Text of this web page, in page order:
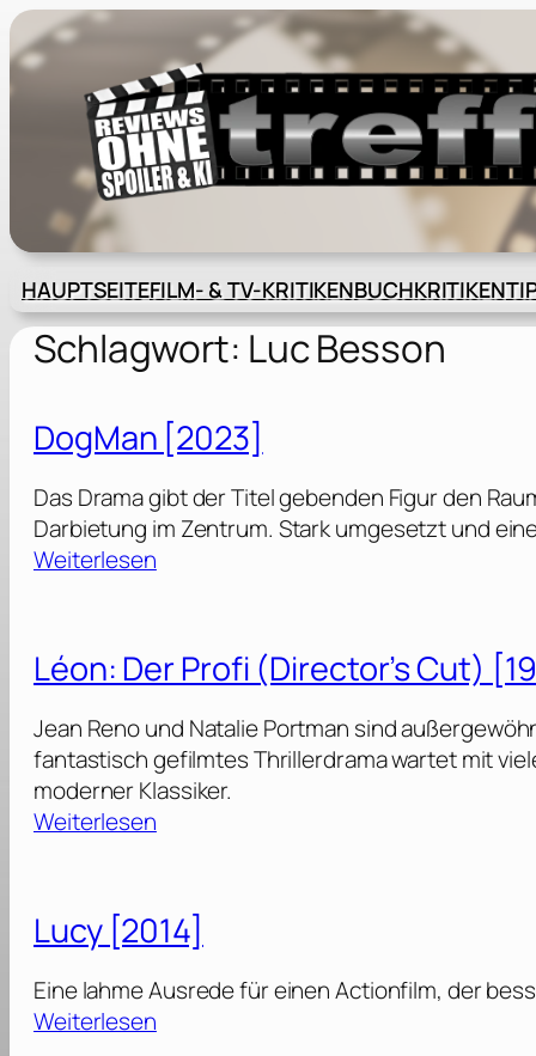
Zum
Inhalt
springen
HAUPTSEITEFILM- & TV-KRITIKENBUCHKRITIKEN
Schlagwort: Luc Besson
DogMan [2023]
Das Drama gibt der Titel gebenden Figur den
Darbietung im Zentrum. Stark umgesetzt und
Weiterlesen:
M
n
[
2
0
]
Léon: Der Profi (Director’s Cut)
Jean Reno und Natalie Portman sind
fantastisch gefilmtes Thrillerdrama wartet mit
moderner Klassiker.
Weiterlesen:
o
n
:
D
e
Lucy [2014]
Eine lahme Ausrede für einen Actionfilm, der
Weiterlesen: